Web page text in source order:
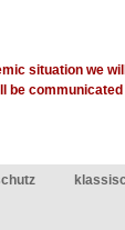
situation we
be